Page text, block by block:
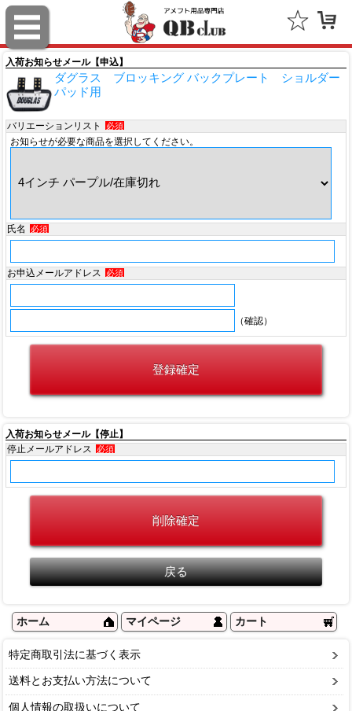
入荷お知らせメール【申込】
ダグラス ブロッキング バックプレート ショルダー
パッド用
バリエーションリスト 必須
お知らせが必要な商品を選択してください。
氏名 必須
お申込メールアドレス 必須
（確認）
入荷お知らせメール【停止】
停止メールアドレス
必須
ホーム マイページ カート
特定商取引法に基づく表示
送料とお支払い方法について
個人情報の取扱いについて
スポルディング（SPALDING）
ミッチェル＆ネス（Mitchell & Ness）
ポータフォン（PORTAPHONE）
ギルマンギア（Gilman Gear）
すべて